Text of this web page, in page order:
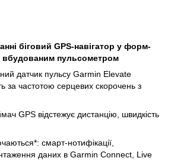
біговий GPS-навігатор у форм-
вбудованим пульсометром
датчик пульсу Garmin Elevate
за частотою серцевих скорочень з
GPS відстежує дистанцію, швидкість
смарт-нотифікації,
даних в Garmin Connect, Live